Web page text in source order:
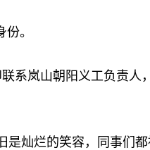
。
系岚山朝阳义工负责人
灿烂的笑容，同事们都